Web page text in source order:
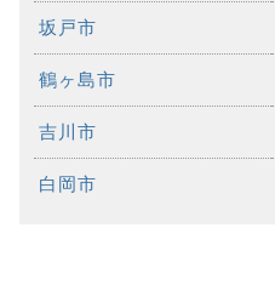
坂戸市
鶴ヶ島市
吉川市
白岡市